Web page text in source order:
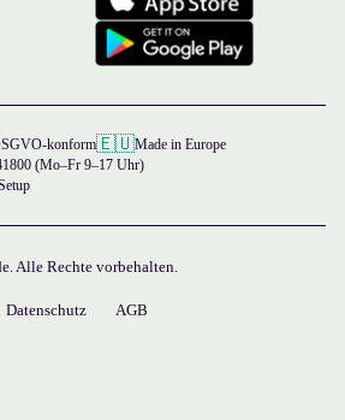
konform🇪🇺Made in Europe
(Mo–Fr 9–17 Uhr)
Alle Rechte vorbehalten.
Datenschutz AGB